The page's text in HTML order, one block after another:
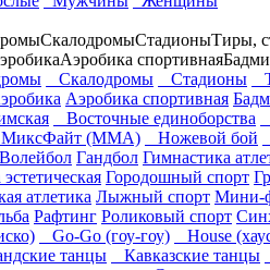
СкалодромыСтадионыТиры,
Аэробика спортивная
Скалодромы Стадионы
Аэробика спортивная
Восточные единоборства
(ММА) Ножевой бой
Волейбол Гандбол Гимнастика
Городошный спорт
атлетика Лыжный спорт Мини-
Рафтинг Роликовый спорт
Go-Go (гоу-гоу) House
танцы Кавказские танцы